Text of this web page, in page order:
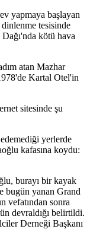
yapmaya başlayan
tesisinde
kötü hava
atan Mazhar
Kartal Otel'in
sitesinde şu
yerlerde
kafasına koydu:
burayı bir kayak
bugün yanan Grand
vefatından sonra
devraldığı belirtildi.
Derneği Başkanı